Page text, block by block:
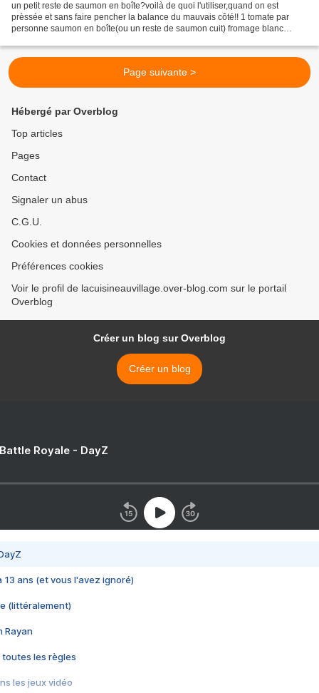
un petit reste de saumon en boîte?voilà de quoi l'utiliser,quand on est
prèssée et sans faire pencher la balance du mauvais côté!! 1 tomate par
personne saumon en boîte(ou un reste de saumon cuit) fromage blanc
Page suivante >
Hébergé par Overblog
Top articles
Pages
Contact
Signaler un abus
C.G.U.
Cookies et données personnelles
Préférences cookies
Voir le profil de lacuisineauvillage.over-blog.com sur le portail
Overblog
Créer un blog sur Overblog
Créer un blog
Royale - DayZ
13 ans (et vous l'avez ignoré)
(littéralement)
Rayan
toutes les règles
les jeux vidéo